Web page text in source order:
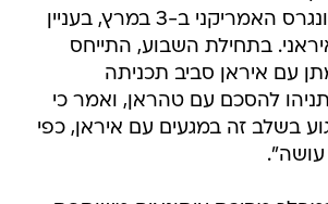
בנימין נתניהו בקונגרס האמריקני ב-3 במרץ, בעניין
בתחילת השבוע, התייחס
עם איראן סביב תכניתה
להסכם עם טהראן, ואמר כי
בשלב זה במגעים עם איראן, כפי
עושה".